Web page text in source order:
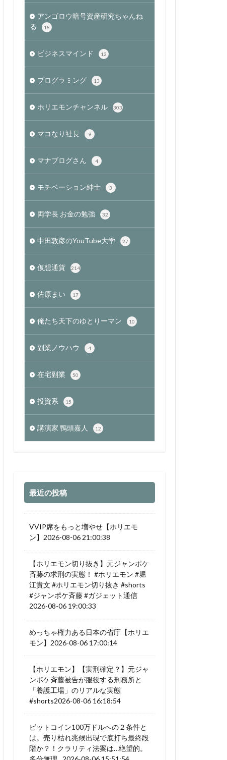
アンゴロウ暗号資産研究ちゃんね
る
18
ビジネスマインド 12
プログラミング 13
ホリエモンチャンネル 303
マコなり社長 9
マナブログさん 4
モチベーション紳士 3
両学長 お金の勉強 32
中田敦彦のYouTube大学 27
仮想通貨 214
佐原まい 17
俺たち天下のゆとりーマン 10
副業ノウハウ 4
在宅副業 50
投資系 15
講演家 鴨頭嘉人 12
最近の投稿
VVIP席をもっと増やせ【ホリエモ
ン】2026-08-06 21:00:38
【ホリエモン切り抜き】元ジャンポケ
斉藤の求刑の実態！ #ホリエモン #堀
江貴文 #ホリエモン切り抜き #shorts
#ジャンポケ斉藤 #ガジェット通信
2026-08-06 19:00:33
めっちゃ権力ある日本の省庁【ホリエ
モン】2026-08-06 17:00:14
【ホリエモン】【実刑確定？】元ジャ
ンポケ斉藤被告が服役する刑務所と
「養護工場」のリアルな実態
#shorts2026-08-06 16:18:54
ビットコイン100万ドルへの２条件と
は。売り枯れ兆候出現で底打ち最終段
階か？！クラリティ法案は…絶望的。